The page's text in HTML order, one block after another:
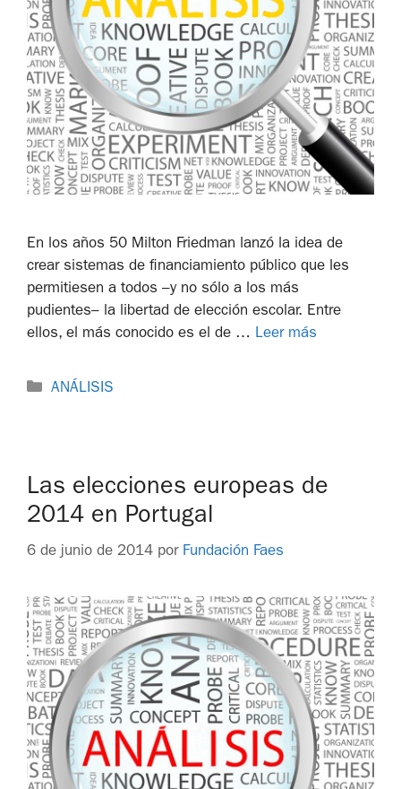
En los años 50 Milton Friedman lanzó la idea de
crear sistemas de financiamiento público que les
permitiesen a todos –y no sólo a los más
pudientes– la libertad de elección escolar. Entre
ellos, el más conocido es el de … Leer más
ANÁLISIS
Las elecciones europeas de
2014 en Portugal
6 de junio de 2014 por Fundación Faes